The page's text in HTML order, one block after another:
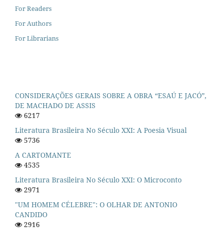
For Readers
For Authors
For Librarians
CONSIDERAÇÕES GERAIS SOBRE A OBRA “ESAÚ E JACÓ”,
DE MACHADO DE ASSIS
6217
Literatura Brasileira No Século XXI: A Poesia Visual
5736
A CARTOMANTE
4535
Literatura Brasileira No Século XXI: O Microconto
2971
"UM HOMEM CÉLEBRE": O OLHAR DE ANTONIO
CANDIDO
2916